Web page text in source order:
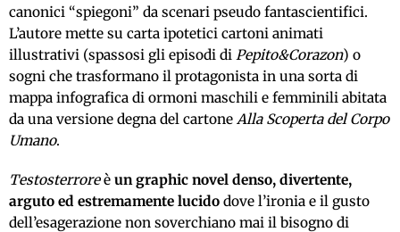
canonici “spiegoni” da scenari pseudo fantascientifici.
L’autore mette su carta ipotetici cartoni animati
illustrativi (spassosi gli episodi di Pepito&Corazon) o
sogni che trasformano il protagonista in una sorta di
mappa infografica di ormoni maschili e femminili abitata
da una versione degna del cartone Alla Scoperta del Corpo
Umano.
Testosterroreè un graphic novel denso, divertente,
arguto ed estremamente lucido dove l’ironia e il gusto
dell’esagerazione non soverchiano mai il bisogno di